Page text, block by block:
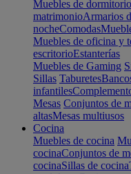
Muebles de dormitorio
matrimonioArmarios
nocheComodas
Muebles de oficina y
escritorioEstanterías
Muebles de Gaming
Sillas Taburetes
infantiles
Mesas Conjuntos de
altasMesas multiusos
Cocina
Muebles de cocina
cocinaConjuntos de
cocinaSillas de cocina